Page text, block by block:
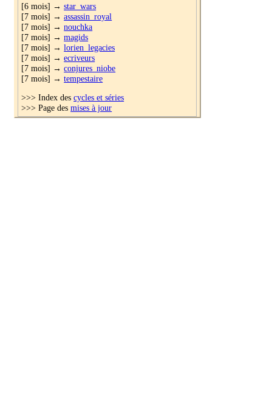
[6 mois] →star_wars
[7 mois] →assassin_royal
[7 mois] →nouchka
[7 mois] →magids
[7 mois] →lorien_legacies
[7 mois] →ecriveurs
[7 mois] →conjures_niobe
[7 mois] →tempestaire
>>> Index descycles et séries
>>> Page desmises à jour